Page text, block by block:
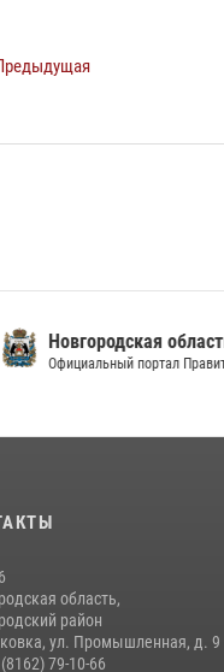
Новгородская область
Официальный портал Правительства
область,
район
ул. Промышленная, д. 9
79-10-66